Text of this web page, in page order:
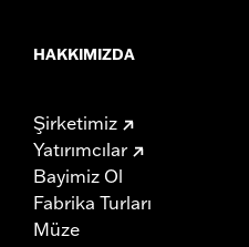
HAKKIMIZDA
Şirketimiz
Yatırımcılar
Bayimiz Ol
Fabrika Turları
Müze